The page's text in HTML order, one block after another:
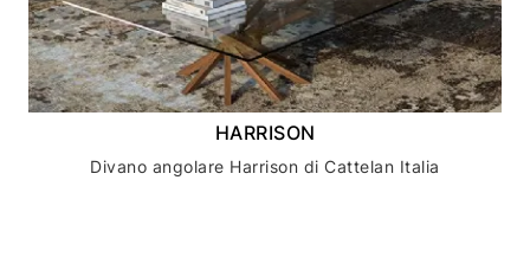
HARRISON
Divano angolare Harrison di Cattelan Italia